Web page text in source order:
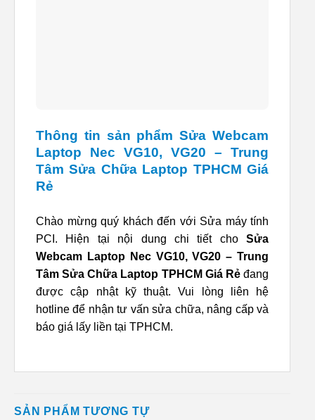
Thông tin sản phẩm Sửa Webcam
Laptop Nec VG10, VG20 – Trung
Tâm Sửa Chữa Laptop TPHCM Giá
Rẻ
Chào mừng quý khách đến với Sửa máy tính
PCI. Hiện tại nội dung chi tiết cho Sửa
Webcam Laptop Nec VG10, VG20 – Trung
Tâm Sửa Chữa Laptop TPHCM Giá Rẻđang
được cập nhật kỹ thuật. Vui lòng liên hệ
hotline để nhận tư vấn sửa chữa, nâng cấp và
báo giá lấy liền tại TPHCM.
SẢN PHẨM TƯƠNG TỰ